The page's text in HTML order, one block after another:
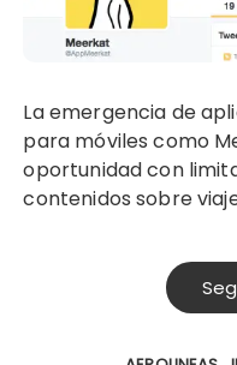
La emergencia de aplicaciones de video streaming
para móviles como
oportunidad con
contenidos sobre